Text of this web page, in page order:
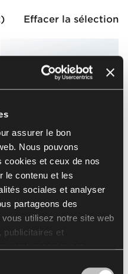
assurer le bon
Nous pouvons
cookies et ceux de nos
le contenu et les
sociales et analyser
partageons des
utilisez notre site web
publicitaires et
) Effacer la sélection